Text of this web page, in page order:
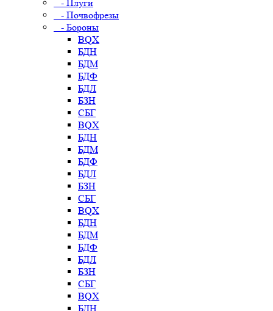
- Плуги
- Почвофрезы
- Бороны
BQX
БДН
БДМ
БДФ
БДЛ
БЗН
СБГ
BQX
БДН
БДМ
БДФ
БДЛ
БЗН
СБГ
BQX
БДН
БДМ
БДФ
БДЛ
БЗН
СБГ
BQX
БДН